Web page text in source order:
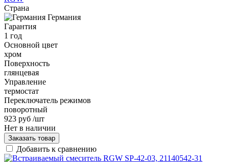
Страна
Германия
Гарантия
1 год
Основной цвет
хром
Поверхность
глянцевая
Управление
термостат
Переключатель режимов
поворотный
923 руб /шт
Нет в наличии
Заказать товар
Добавить к сравнению